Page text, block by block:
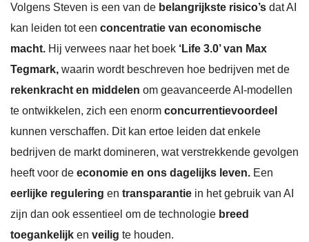
Volgens Steven is een van de belangrijkste risico’s dat AI
kan leiden tot een concentratie van economische
macht. Hij verwees naar het boek ‘Life 3.0’ van Max
Tegmark, waarin wordt beschreven hoe bedrijven met de
rekenkracht en middelen om geavanceerde AI-modellen
te ontwikkelen, zich een enorm concurrentievoordeel
kunnen verschaffen. Dit kan ertoe leiden dat enkele
bedrijven de markt domineren, wat verstrekkende gevolgen
heeft voor de economie en ons dagelijks leven. Een
eerlijke regulering en transparantie in het gebruik van AI
zijn dan ook essentieel om de technologie breed
toegankelijk en veilig te houden.